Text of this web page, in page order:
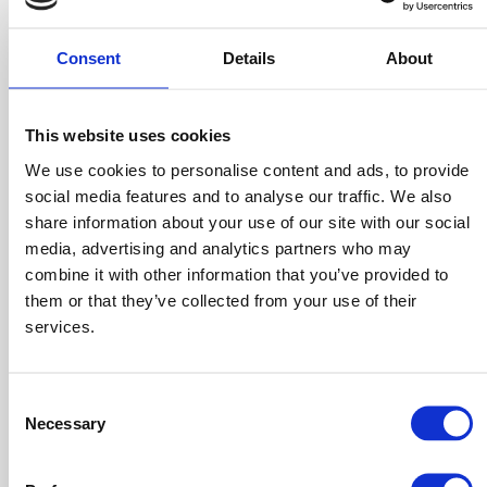
Consent Details About
This website uses cookies
We use cookies to personalise content and ads, to provide
social media features and to analyse our traffic. We also
share information about your use of our site with our social
media, advertising and analytics partners who may
combine it with other information that you’ve provided to
them or that they’ve collected from your use of their
services.
Selection
Necessary
Scarsa motivazione nel portare avanti il lavoro
È quindi necessario agire diversamente, partendo da
saperne di più?Prenota una consulenza
Success fee Esempio 4
Retribuzione dei venditori con un fisso + incentivo sulle
vendite
Questo è il caso delle imprese più intelligenti che voglio